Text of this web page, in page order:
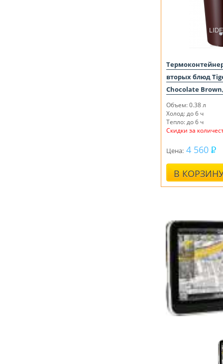
вторых блюд
Chocolate
Объем: 0.38 л
Холод: до 6 ч
Тепло: до 6 ч
Скидки за
Цена: 4 560
В